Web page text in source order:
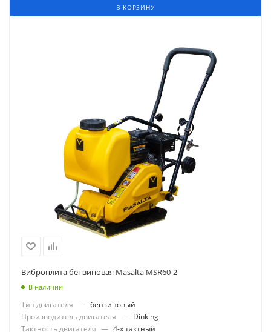
В КОРЗИНУ
Виброплита бензиновая Masalta MSR60-2
В наличии
Тип двигателя — бензиновый
Производитель двигателя — Dinking
Тактность двигателя — 4-х тактный